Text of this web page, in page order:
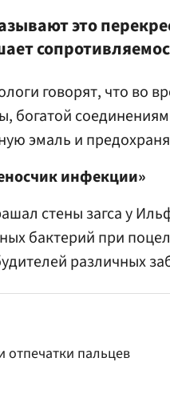
это
говорят, что во
богатой
эмаль и
инфекции»
стены загса у
бактерий при
различных
отпечатки пальцев